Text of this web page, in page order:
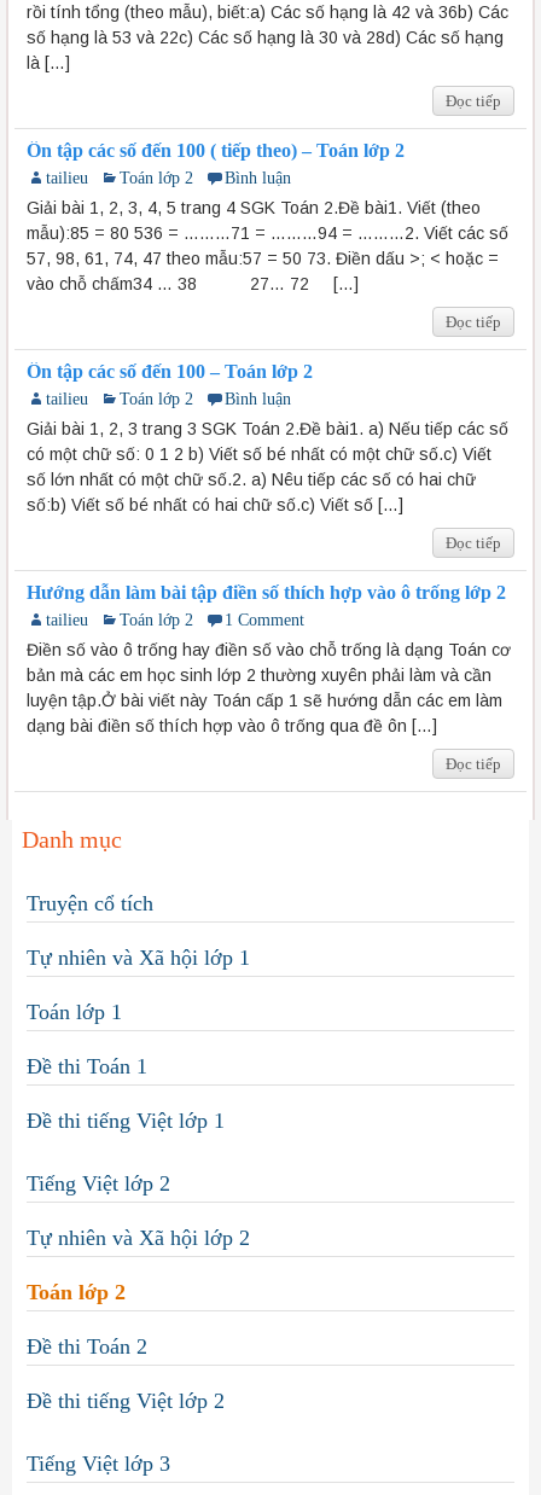
rồi tính tổng (theo mẫu), biết:a) Các số hạng là 42 và 36b) Các
số hạng là 53 và 22c) Các số hạng là 30 và 28d) Các số hạng
là […]
Đọc tiếp
Ôn tập các số đến 100 ( tiếp theo) – Toán lớp 2
tailieu Toán lớp 2 Bình luận
Giải bài 1, 2, 3, 4, 5 trang 4 SGK Toán 2.Đề bài1. Viết (theo
mẫu):85 = 80 536 = ………71 = ………94 = ………2. Viết các số
57, 98, 61, 74, 47 theo mẫu:57 = 50 73. Điền dấu >; < hoặc =
vào chỗ chấm34 … 38 27… 72 […]
Đọc tiếp
Ôn tập các số đến 100 – Toán lớp 2
tailieu Toán lớp 2 Bình luận
Giải bài 1, 2, 3 trang 3 SGK Toán 2.Đề bài1. a) Nếu tiếp các số
có một chữ số: 0 1 2 b) Viết số bé nhất có một chữ số.c) Viết
số lớn nhất có một chữ số.2. a) Nêu tiếp các số có hai chữ
số:b) Viết số bé nhất có hai chữ số.c) Viết số […]
Đọc tiếp
Hướng dẫn làm bài tập điền số thích hợp vào ô trống lớp 2
tailieu Toán lớp 2 1 Comment
Điền số vào ô trống hay điền số vào chỗ trống là dạng Toán cơ
bản mà các em học sinh lớp 2 thường xuyên phải làm và cần
luyện tập.Ở bài viết này Toán cấp 1 sẽ hướng dẫn các em làm
dạng bài điền số thích hợp vào ô trống qua đề ôn […]
Đọc tiếp
Danh mục
Truyện cổ tích
Tự nhiên và Xã hội lớp 1
Toán lớp 1
Đề thi Toán 1
Đề thi tiếng Việt lớp 1
Tiếng Việt lớp 2
Tự nhiên và Xã hội lớp 2
Toán lớp 2
Đề thi Toán 2
Đề thi tiếng Việt lớp 2
Tiếng Việt lớp 3